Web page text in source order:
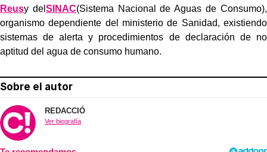
Reusy del SINAC(Sistema Nacional de Aguas de Consumo),
organismo dependiente del ministerio de Sanidad, existiendo
sistemas de alerta y procedimientos de declaración de no
aptitud del agua de consumo humano.
Sobre el autor
REDACCIÓ
Ver biografía